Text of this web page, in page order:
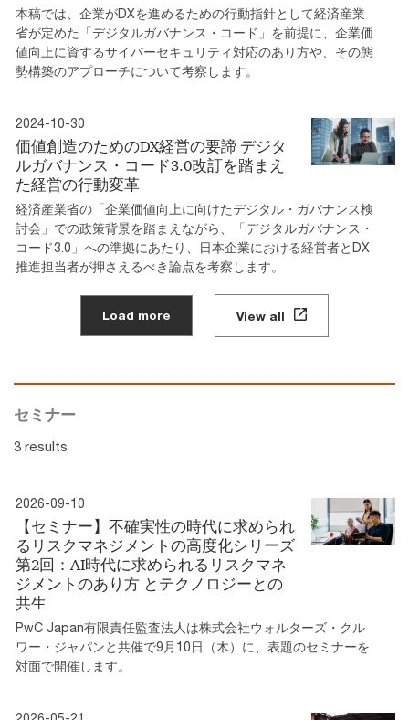
本稿では、企業がDXを進めるための行動指針として経済産業
省が定めた「デジタルガバナンス・コード」を前提に、企業価
値向上に資するサイバーセキュリティ対応のあり方や、その態
勢構築のアプローチについて考察します。
2024-10-30
価値創造のためのDX経営の要諦 デジタ
ルガバナンス・コード3.0改訂を踏まえ
た経営の行動変革
経済産業省の「企業価値向上に向けたデジタル・ガバナンス検
討会」での政策背景を踏まえながら、「デジタルガバナンス・
コード3.0」への準拠にあたり、日本企業における経営者とDX
推進担当者が押さえるべき論点を考察します。
Load more View all
セミナー
3 results
2026-09-10
【セミナー】不確実性の時代に求められ
るリスクマネジメントの高度化シリーズ
第2回：AI時代に求められるリスクマネ
ジメントのあり方 とテクノロジーとの
共生
PwC Japan有限責任監査法人は株式会社ウォルターズ・クル
ワー・ジャパンと共催で9月10日（木）に、表題のセミナーを
対面で開催します。